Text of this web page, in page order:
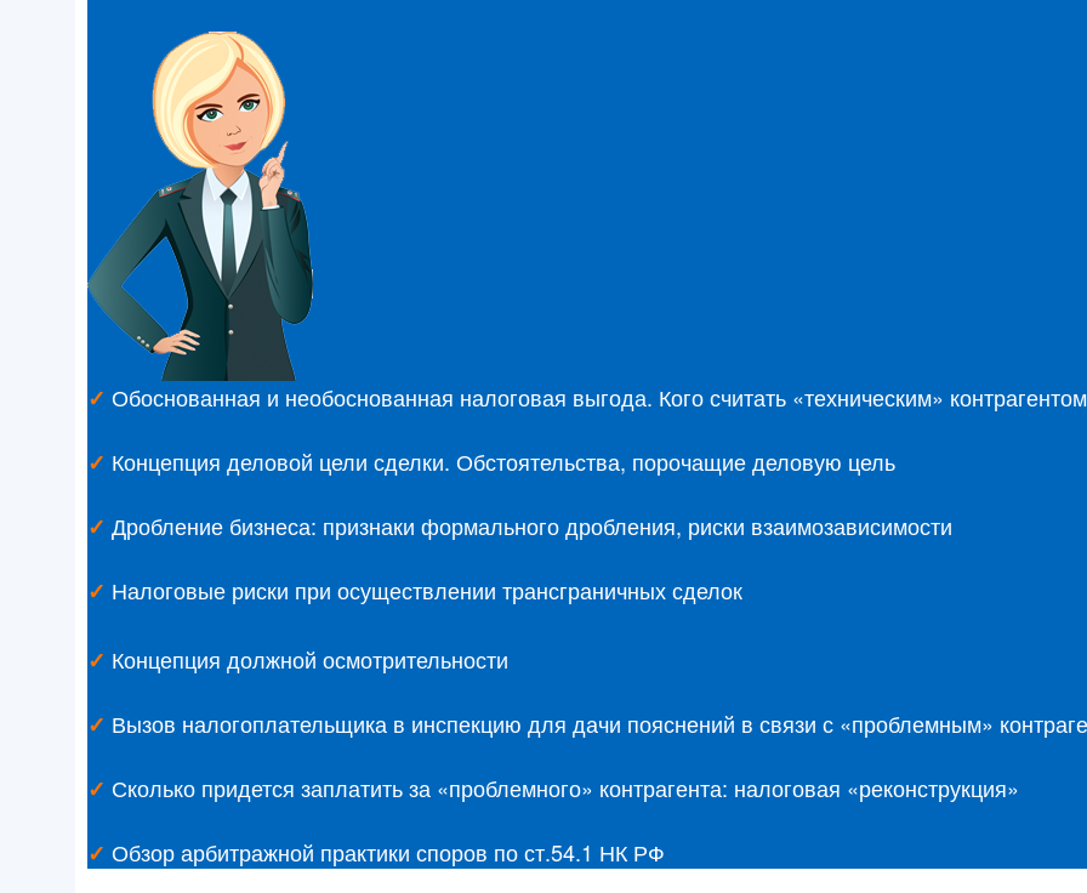
✓ Обоснованная и необоснованная налоговая выгода. Кого считать «техническим» контрагентом
✓ Концепция деловой цели сделки. Обстоятельства, порочащие деловую цель
✓ Дробление бизнеса: признаки формального дробления, риски взаимозависимости
✓ Налоговые риски при осуществлении трансграничных сделок
✓ Концепция должной осмотрительности
✓ Вызов налогоплательщика в инспекцию для дачи пояснений в связи с «проблемным»
✓ Сколько придется заплатить за «проблемного» контрагента: налоговая «реконструкция»
✓ Обзор арбитражной практики споров по ст.54.1 НК РФ